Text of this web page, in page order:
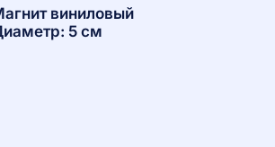
виниловый
5 см